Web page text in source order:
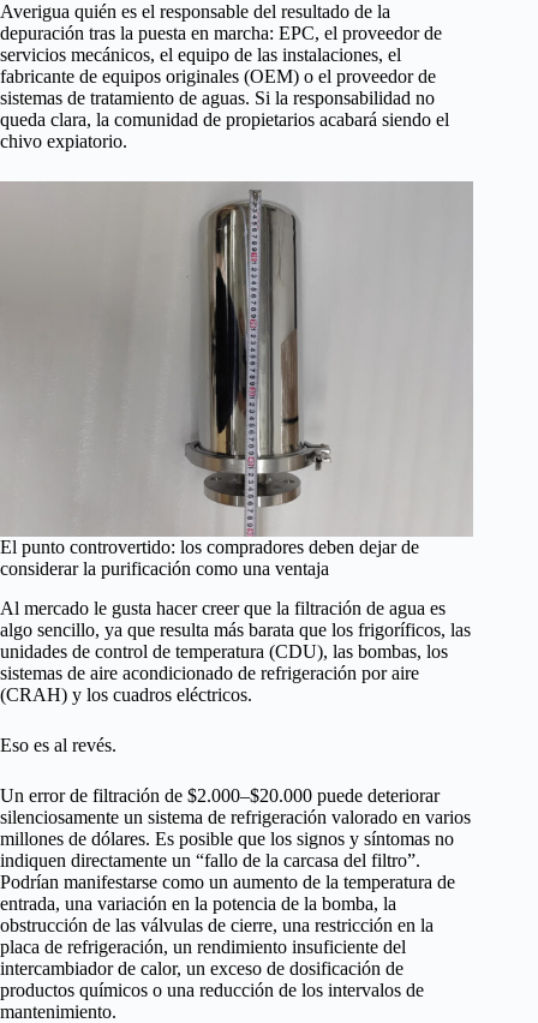
Averigua quién es el responsable del resultado de la
depuración tras la puesta en marcha: EPC, el proveedor de
servicios mecánicos, el equipo de las instalaciones, el
fabricante de equipos originales (OEM) o el proveedor de
sistemas de tratamiento de aguas. Si la responsabilidad no
queda clara, la comunidad de propietarios acabará siendo el
chivo expiatorio.
El punto controvertido: los compradores deben dejar de
considerar la purificación como una ventaja
Al mercado le gusta hacer creer que la filtración de agua es
algo sencillo, ya que resulta más barata que los frigoríficos, las
unidades de control de temperatura (CDU), las bombas, los
sistemas de aire acondicionado de refrigeración por aire
(CRAH) y los cuadros eléctricos.
Eso es al revés.
Un error de filtración de $2.000–$20.000 puede deteriorar
silenciosamente un sistema de refrigeración valorado en varios
millones de dólares. Es posible que los signos y síntomas no
indiquen directamente un “fallo de la carcasa del filtro”.
Podrían manifestarse como un aumento de la temperatura de
entrada, una variación en la potencia de la bomba, la
obstrucción de las válvulas de cierre, una restricción en la
placa de refrigeración, un rendimiento insuficiente del
intercambiador de calor, un exceso de dosificación de
productos químicos o una reducción de los intervalos de
mantenimiento.